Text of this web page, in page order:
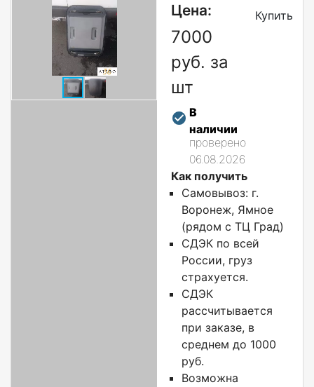
Цена:
7000
руб. за
шт
В
наличии
проверено
06.08.2026
Купить
Как получить
Самовывоз: г.
Воронеж, Ямное
(рядом с ТЦ Град)
СДЭК по всей
России, груз
страхуется.
СДЭК
рассчитывается
при заказе, в
среднем до 1000
руб.
Возможна